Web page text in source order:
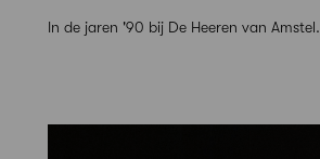
In de jaren '90 bij De Heeren van Amstel.